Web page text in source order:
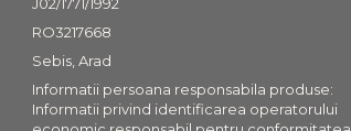
RO3217668
Sebis, Arad
Informatii persoana responsabila produse:
Informatii privind identificarea operatorului